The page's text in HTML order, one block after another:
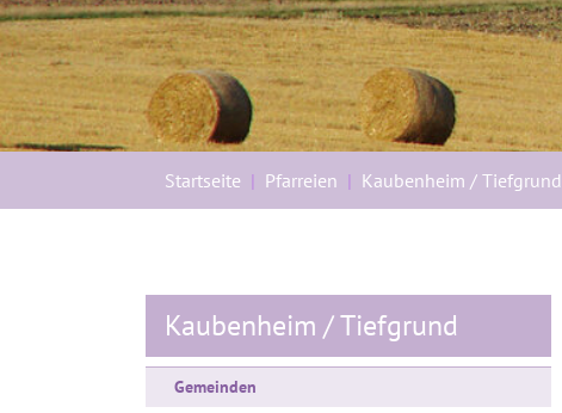
Startseite Pfarreien Kaubenheim / Tiefgrund
Kaubenheim / Tiefgrund
Gemeinden